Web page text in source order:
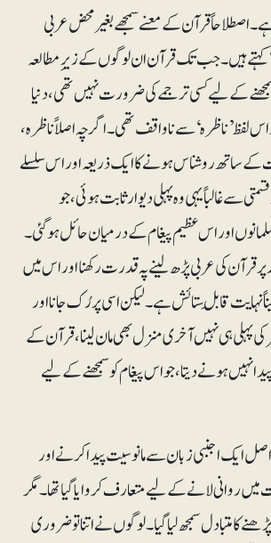
اصطلاحاً قرآن کے معنے سمجھے بغیرمحض عربی
کہتے ہیں۔ جب تک قرآن ان لوگوں کے زیرِ مطالعہ
کے لیے کسی ترجمے کی ضرورت نہیں تھی، دنیا
لفظ ’ناظرہ‘ سے ناواقف تھی۔ اگرچہ اصلاً ناظرہ،
ساتھ روشناس ہونے کا ایک ذریعہ اور اس سلسلے
سے غالباً یہی وہ پہلی دیوار ثابت ہوئی، جو
اور اس عظیم پیغام کے درمیان حائل ہوگئی۔
قرآن کی عربی پڑھ لینے پہ قدرت رکھنا اور اس میں
نہایت قابلِ ستائش ہے۔ لیکن اسی پر رُک جانا اور
پہلی ہی نہیں آخری منزل بھی مان لینا، قرآن کے
نہیں ہونے دیتا، جو اس پیغام کو سمجھنے کے لیے
ایک اجنبی زبان سے مانوسیت پیدا کرنے اور
روانی لانے کے لیے متعارف کروایا گیا تھا۔ مگر
کا متبادل سمجھ لیا گیا۔لوگوں نے اتنا تو ضروری